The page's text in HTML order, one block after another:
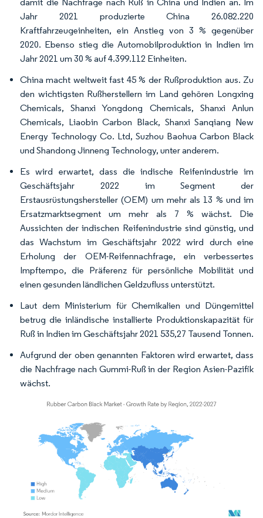
Jahr 2021 produzierte China 26.082.220
Kraftfahrzeugeinheiten, ein Anstieg von 3 % gegenüber
2020. Ebenso stieg die Automobilproduktion in Indien im
Jahr 2021 um 30 % auf 4.399.112 Einheiten.
China macht weltweit fast 45 % der Rußproduktion aus. Zu
den wichtigsten Rußherstellern im Land gehören Longxing
Chemicals, Shanxi Yongdong Chemicals, Shanxi Anlun
Chemicals, Liaobin Carbon Black, Shanxi Sanqiang New
Energy Technology Co. Ltd, Suzhou Baohua Carbon Black
und Shandong Jinneng Technology, unter anderem.
Es wird erwartet, dass die indische Reifenindustrie im
Geschäftsjahr 2022 im Segment der
Erstausrüstungshersteller (OEM) um mehr als 13 % und im
Ersatzmarktsegment um mehr als 7 % wächst. Die
Aussichten der indischen Reifenindustrie sind günstig, und
das Wachstum im Geschäftsjahr 2022 wird durch eine
Erholung der OEM-Reifennachfrage, ein verbessertes
Impftempo, die Präferenz für persönliche Mobilität und
einen gesunden ländlichen Geldzufluss unterstützt.
Laut dem Ministerium für Chemikalien und Düngemittel
betrug die inländische installierte Produktionskapazität für
Ruß in Indien im Geschäftsjahr 2021 535,27 Tausend Tonnen.
Aufgrund der oben genannten Faktoren wird erwartet, dass
die Nachfrage nach Gummi-Ruß in der Region Asien-Pazifik
wächst.